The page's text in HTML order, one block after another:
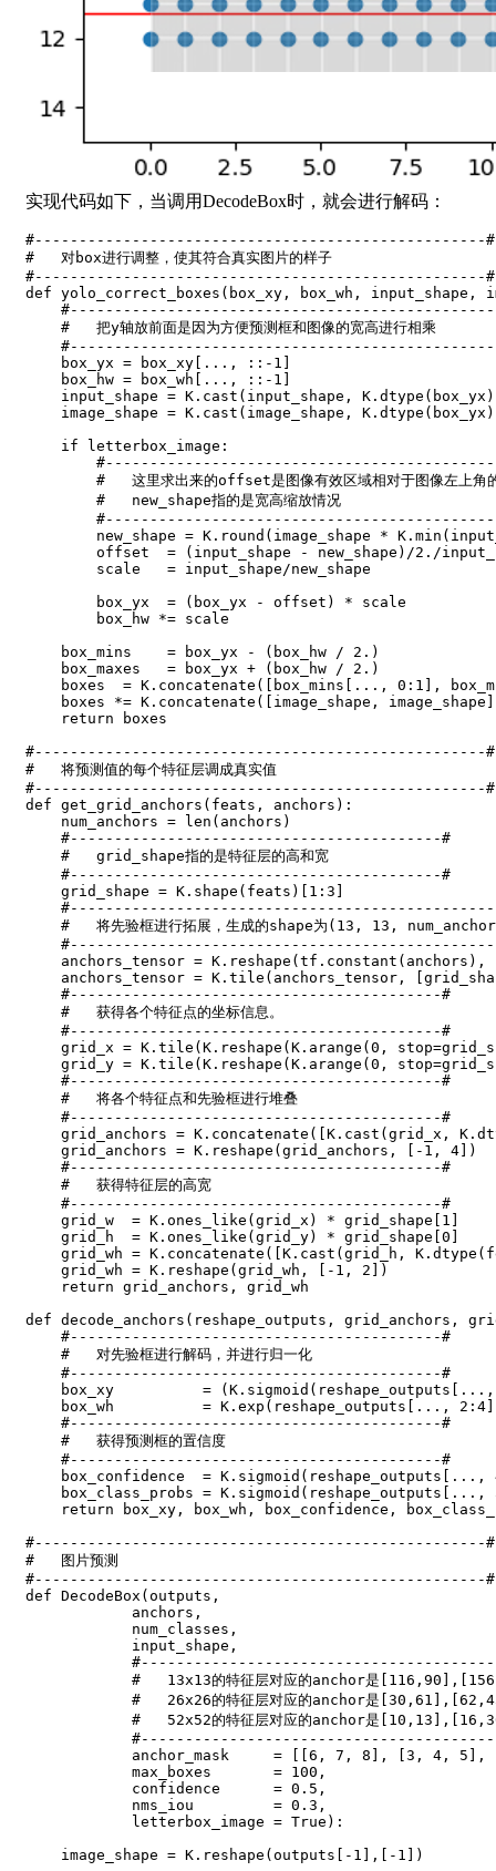
实现代码如下，当调用DecodeBox时，就会进行解码：
#---------------------------------------------------#
#   对box进行调整，使其符合真实图片的样子
#---------------------------------------------------#
def yolo_correct_boxes ( box_xy , box_wh , input_shape ,
#   把y轴放前面是因为方便预测框和图像的宽高进行相乘
    box_yx
= box_xy [ . . . , : : - 1 ]
    box_hw
= box_wh [ . . . , : : - 1 ]
    input_shape
= K . cast ( input_shape , K . dtype ( box_yx )
    image_shape
= K . cast ( image_shape , K . dtype ( box_yx )
if letterbox_image :
#   这里求出来的offset是图像有效区域相对于图像左上角
#   new_shape指的是宽高缩放情况
        new_shape
= K . round ( image_shape * K . min (
        offset
= ( input_shape - new_shape ) /2 . /
        scale
= input_shape /new_shape
        box_yx
= ( box_yx - offset ) * scale
        box_hw
*= scale
    box_mins
= box_yx - ( box_hw / 2 . )
    box_maxes
= box_yx + ( box_hw / 2 . )
    boxes
= K . concatenate ( [ box_mins [ . . . , 0 : 1 ] ,
    boxes
*= K . concatenate ( [ image_shape , image_shape ]
return boxes
#---------------------------------------------------#
#   将预测值的每个特征层调成真实值
#---------------------------------------------------#
def get_grid_anchors ( feats , anchors ) :
    num_anchors
= len ( anchors )
#------------------------------------------#
#   grid_shape指的是特征层的高和宽
#------------------------------------------#
    grid_shape
= K . shape ( feats ) [ 1 : 3 ]
#   将先验框进行拓展，生成的shape为(13, 13,
    anchors_tensor
= K . reshape (tf . constant ( anchors ) ,
    anchors_tensor
= K . tile ( anchors_tensor , [
#------------------------------------------#
#   获得各个特征点的坐标信息。
#------------------------------------------#
    grid_x
= K . tile (K . reshape (K . arange (0 , stop=
    grid_y
= K . tile (K . reshape (K . arange (0 , stop=
#------------------------------------------#
#   将各个特征点和先验框进行堆叠
#------------------------------------------#
    grid_anchors
= K . concatenate ( [K . cast (grid_x , K .
    grid_anchors
= K . reshape (grid_anchors , [ - 1 , 4] )
#------------------------------------------#
#   获得特征层的高宽
#------------------------------------------#
    grid_w
= K . ones_like (grid_x ) * grid_shape [ 1 ]
    grid_h
= K . ones_like (grid_y) * grid_shape [0 ]
    grid_wh
= K . concatenate ( [K . cast (grid_h , K . dtype (
    grid_wh
= K . reshape (grid_wh , [ - 1 , 2 ] )
return grid_anchors ,
grid_wh
def decode_anchors ( reshape_outputs , grid_anchors ,
#------------------------------------------#
#   对先验框进行解码，并进行归一化
#------------------------------------------#
    box_xy
= (K . sigmoid ( reshape_outputs [ . . . ,
    box_wh
= K . exp ( reshape_outputs [ . . . , 2 : 4]
#------------------------------------------#
#   获得预测框的置信度
#------------------------------------------#
    box_confidence
= K . sigmoid ( reshape_outputs [ . . . ,
    box_class_probs
= K . sigmoid ( reshape_outputs [ . . . ,
return box_xy , box_wh , box_confidence ,
#---------------------------------------------------#
#   图片预测
#---------------------------------------------------#
def DecodeBox (outputs ,
            anchors
,
            num_classes
,
            input_shape
,
#   13x13的特征层对应的anchor是
#   26x26的特征层对应的anchor是
#   52x52的特征层对应的anchor是
            anchor_mask
= [ [6 , 7 , 8 ] , [3 , 4 , 5 ] ,
            max_boxes
= 100 ,
            confidence
= 0.5 ,
            nms_iou
= 0.3 ,
            letterbox_image
= True ) :
    image_shape
= K . reshape (outputs [ - 1 ] , [ - 1 ] )